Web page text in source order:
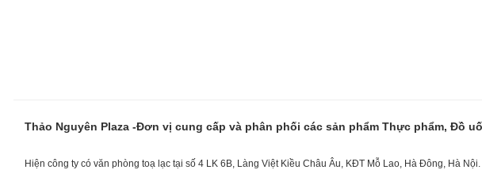
Thảo Nguyên Plaza -Đơn vị cung cấp và phân phối các sản phẩm Thực phẩm, Đồ
Hiện công ty có văn phòng toạ lạc tại số 4 LK 6B, Làng Việt Kiều Châu Âu, KĐT Mỗ Lao, Hà Đông, Hà Nội.